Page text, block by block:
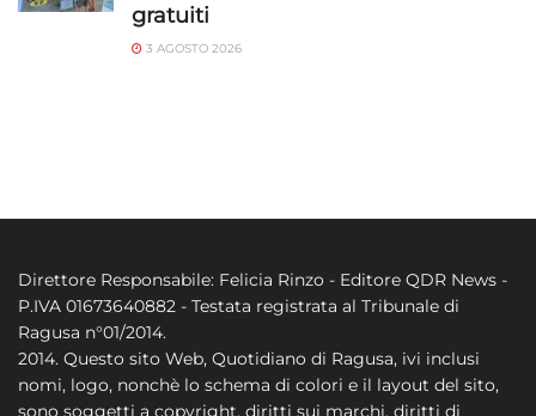
gratuiti
3 AGOSTO 2026
Direttore Responsabile: Felicia Rinzo - Editore QDR News -
P.IVA 01673640882 - Testata registrata al Tribunale di
Ragusa n°01/2014.
2014. Questo sito Web, Quotidiano di Ragusa, ivi inclusi
nomi, logo, nonchè lo schema di colori e il layout del sito,
sono soggetti a copyright, diritti sui marchi, diritti di